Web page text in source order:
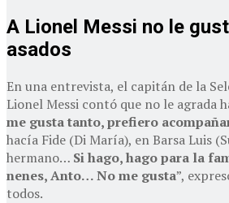
A Lionel Messi no le
asados
En una entrevista, el capitán de la
Lionel Messi contó que no le agrada
me gusta tanto, prefiero
hacía Fide (Di María), en Barsa Luis
hermano… Si hago, hago para la
nenes, Anto… No me gusta”,
todos.